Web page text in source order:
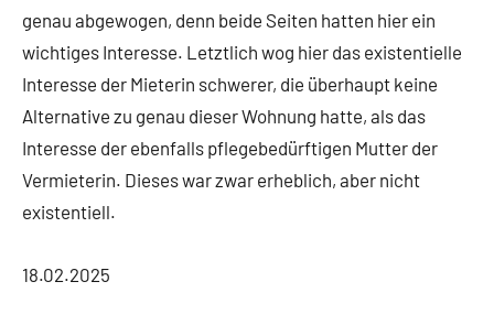
genau abgewogen, denn beide Seiten hatten hier ein
wichtiges Interesse. Letztlich wog hier das existentielle
Interesse der Mieterin schwerer, die überhaupt keine
Alternative zu genau dieser Wohnung hatte, als das
Interesse der ebenfalls pflegebedürftigen Mutter der
Vermieterin. Dieses war zwar erheblich, aber nicht
existentiell.
18.02.2025